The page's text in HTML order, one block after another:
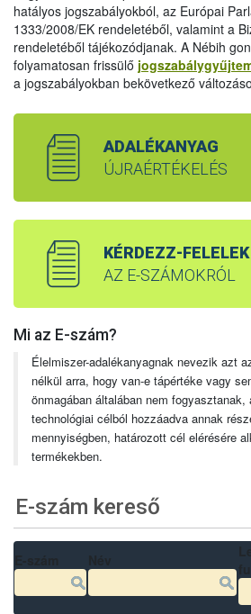
hatályos jogszabályokból, az Európai
1333/2008/EK rendeletéből, valamint a
rendeletéből tájékozódjanak. A Nébih
folyamatosan frissülő
a jogszabályokban bekövetkező
ADALÉKANYAG
ÚJRAÉRTÉKELÉS
KÉRDEZZ-FELELEK
AZ E-SZÁMOKRÓL
Mi az E-szám?
Élelmiszer-adalékanyagnak nevezik azt
nélkül arra, hogy van-e tápértéke vagy
önmagában általában nem
technológiai célból hozzáadva annak
mennyiségben, határozott cél elérésére
termékekben.
E-szám kereső